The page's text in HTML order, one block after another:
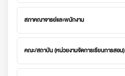
สภาคณาจารย์และพนักงาน
คณะ/สถาบัน (หน่วยงานจัดการเรียนการสอน)